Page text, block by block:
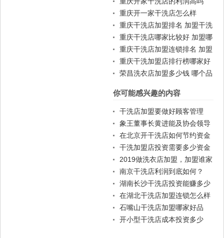
重庆开一家干洗店怎么样
重庆干洗店加盟排名 加盟干洗
店一般费用
重庆干洗店哪家比较好 加盟哪
家好
重庆干洗店加盟连锁排名 加盟
赚钱吗
重庆干洗加盟店排行榜哪家好
荣昌洗衣店加盟多少钱 哪个品
你可能感兴趣的内容
干洗店加盟要做好顾客管理
象王董事长黄进能及协会领导
为"两岸连锁商务中心"揭牌荣
登《联合报》
在北京开干洗店如何节约资金
呢？
干洗加盟店投资需要多少资金
2019做洗衣店加盟，加盟谁家
品牌好?
南京干洗店利润到底如何？
湖南长沙干洗店投资能赚多少
钱？
在湖北干洗店加盟连锁怎么样
石嘴山干洗店加盟哪家好品
牌？
开小型干洗店成本投资多少